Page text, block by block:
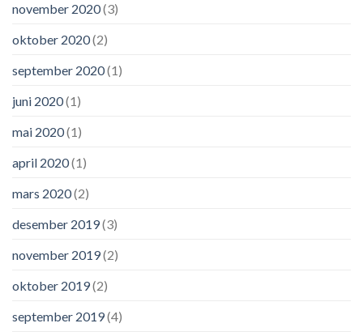
november 2020(3)
oktober 2020(2)
september 2020(1)
juni 2020(1)
mai 2020(1)
april 2020(1)
mars 2020(2)
desember 2019(3)
november 2019(2)
oktober 2019(2)
september 2019(4)